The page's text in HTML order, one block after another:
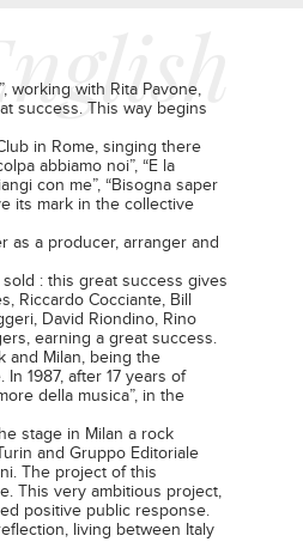
working with Rita Pavone,
success. This way begins
in Rome, singing there
abbiamo noi”, “E la
con me”, “Bisogna saper
its mark in the collective
as a producer, arranger and
: this great success gives
Riccardo Cocciante, Bill
David Riondino, Rino
earning a great success.
and Milan, being the
1987, after 17 years of
della musica”, in the
stage in Milan a rock
and Gruppo Editoriale
The project of this
This very ambitious project,
positive public response.
living between Italy